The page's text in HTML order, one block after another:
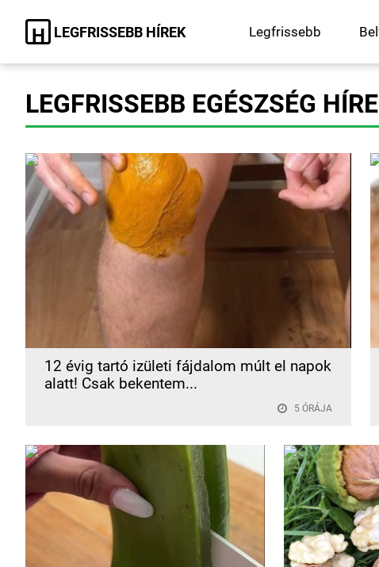
H LEGFRISSEBB HÍREK Legfrissebb
LEGFRISSEBB EGÉSZSÉG
12 évig tartó izületi fájdalom múlt el napok
alatt! Csak bekentem...
5 ÓRÁJA